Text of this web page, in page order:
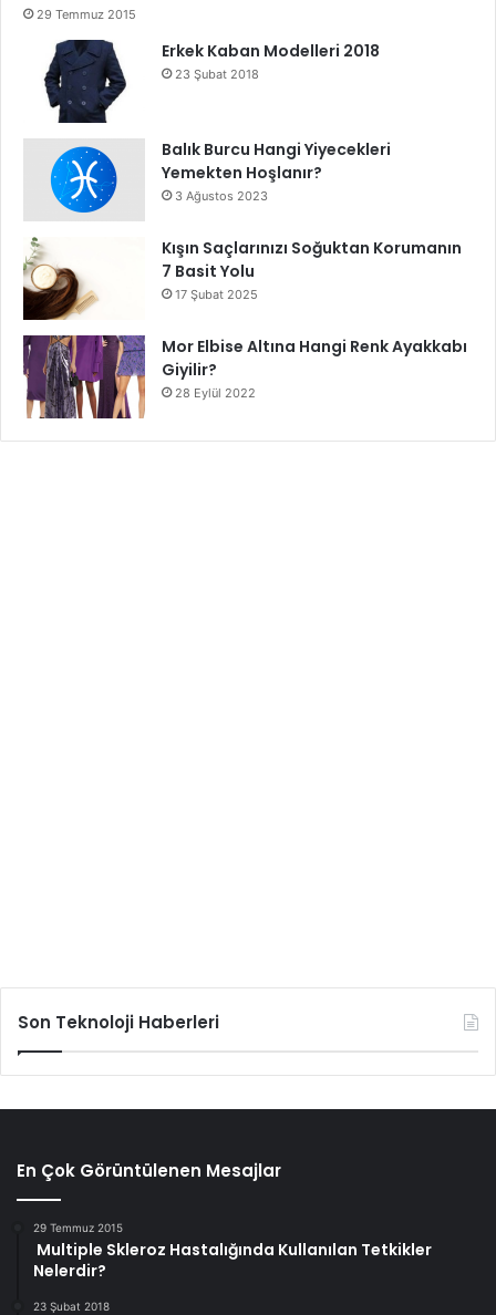
29 Temmuz 2015
Erkek Kaban Modelleri 2018
23 Şubat 2018
Balık Burcu Hangi Yiyecekleri
Yemekten Hoşlanır?
3 Ağustos 2023
Kışın Saçlarınızı Soğuktan Korumanın
7 Basit Yolu
17 Şubat 2025
Mor Elbise Altına Hangi Renk Ayakkabı
Giyilir?
28 Eylül 2022
Son Teknoloji Haberleri
En Çok Görüntülenen Mesajlar
29 Temmuz 2015
Multiple Skleroz Hastalığında Kullanılan Tetkikler
Nelerdir?
23 Şubat 2018